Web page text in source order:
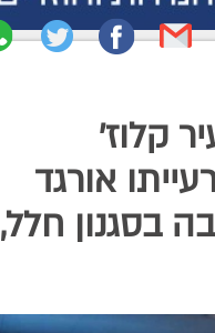
קלוז'
אורגד
בסגנון חלל,